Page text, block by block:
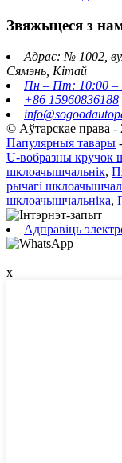
Звяжыцеся з
Адрас: № 1002,
Сямэнь, Кітай
Пн – Пт: 10:00 –
+86 15960836188
© Аўтарскае права -
Папулярныя тавары -
U-вобразны кручок
шклоачышчальнік,
рычагі
шклоачышчальніка,
Адправіць
x